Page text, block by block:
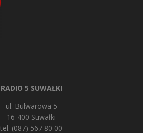
RADIO 5 SUWAŁKI
ul. Bulwarowa 5
16-400 Suwałki
tel. (087) 567 80 00